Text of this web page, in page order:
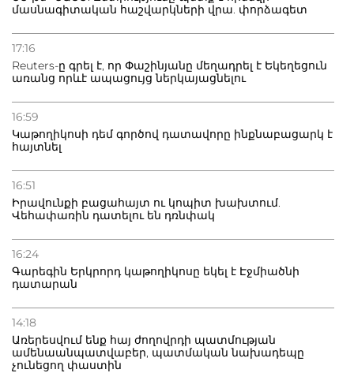
մասնագիտական հաշվարկների վրա. փորձագետ
17:16
Reuters-ը գրել է, որ Փաշինյանը մեղադրել է Եկեղեցուն
առանց որևէ ապացույց ներկայացնելու
16:59
Կաթողիկոսի դեմ գործով դատավորը ինքնաբացարկ է
հայտնել
16:51
Իրավունքի բացահայտ ու կոպիտ խախտում.
Վեհափառին դատելու են դռնփակ
16:24
Գարեգին Երկրորդ կաթողիկոսը եկել է Էջմիածնի
դատարան
14:18
Առերեսվում ենք հայ ժողովրդի պատմության
ամենաանպատվաբեր, պատմական նախադեպը
չունեցող փաստին
18.06.2026
Ինչպես պաշտպանել iPhone-ը և թվային ակտիվները
գողությունից․ երկու կարևոր քայլ
16.06.2026
Թրամփը խելացի է համարում Իրանի ներկայիս
ղեկավարությանը
05.06.2026
Չնայած ներկայիս արտահոսքերին, Bitcoin-ի
կառուցվածքային պահանջարկը մնում է
05.05.2026
Մեծ Բրիտանիան ընդլայնել է Ռուսաստանի դեմ